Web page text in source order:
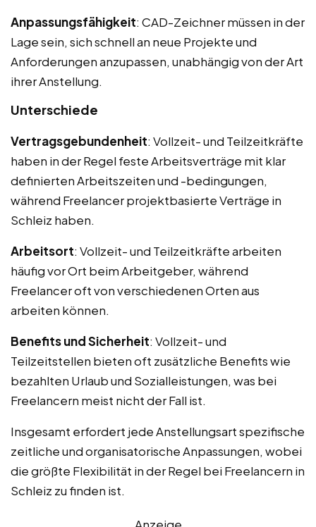
Anpassungsfähigkeit: CAD-Zeichner müssen in der
Lage sein, sich schnell an neue Projekte und
Anforderungen anzupassen, unabhängig von der Art
ihrer Anstellung.
Unterschiede
Vertragsgebundenheit: Vollzeit- und Teilzeitkräfte
haben in der Regel feste Arbeitsverträge mit klar
definierten Arbeitszeiten und -bedingungen,
während Freelancer projektbasierte Verträge in
Schleiz haben.
Arbeitsort: Vollzeit- und Teilzeitkräfte arbeiten
häufig vor Ort beim Arbeitgeber, während
Freelancer oft von verschiedenen Orten aus
arbeiten können.
Benefits und Sicherheit: Vollzeit- und
Teilzeitstellen bieten oft zusätzliche Benefits wie
bezahlten Urlaub und Sozialleistungen, was bei
Freelancern meist nicht der Fall ist.
Insgesamt erfordert jede Anstellungsart spezifische
zeitliche und organisatorische Anpassungen, wobei
die größte Flexibilität in der Regel bei Freelancern in
Schleiz zu finden ist.